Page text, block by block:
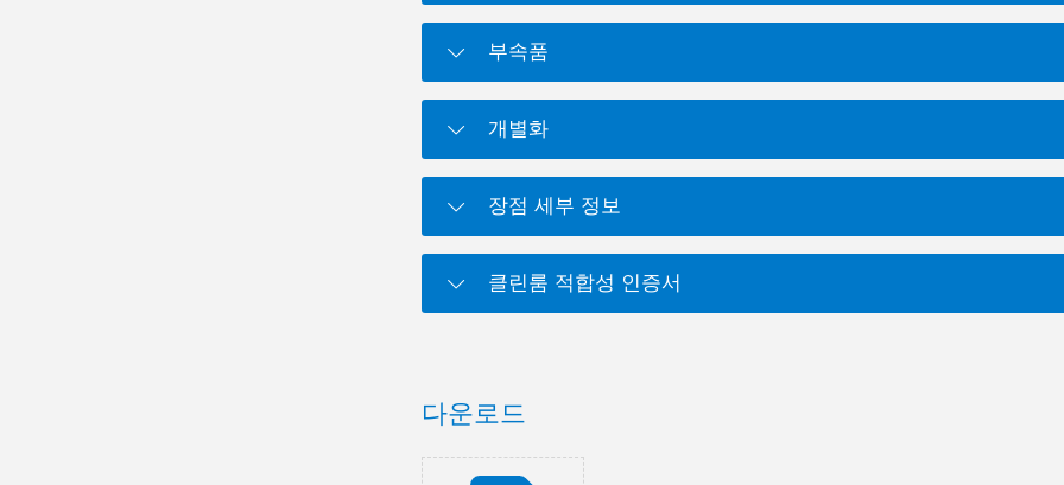
부속품
개별화
장점 세부 정보
클린룸 적합성 인증서
다운로드